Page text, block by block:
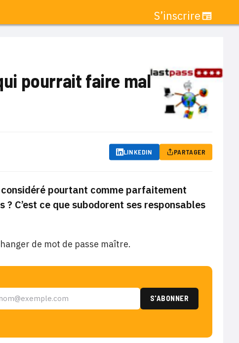
S’inscrire
pourrait faire mal
LINKEDIN PARTAGER
pourtant comme parfaitement
C’est ce que subodorent ses responsables
de mot de passe maître.